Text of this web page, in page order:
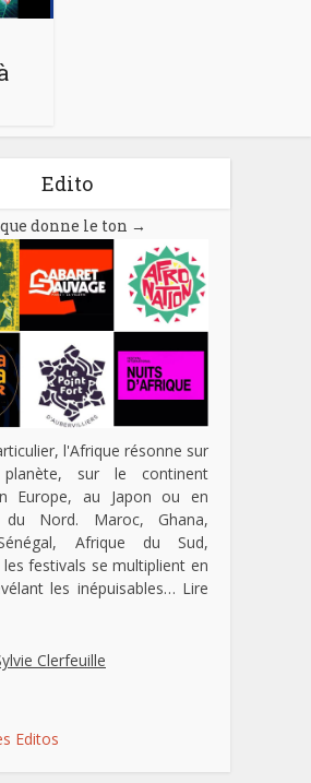
Edito
donne le ton →
l'Afrique résonne sur
sur le continent
Europe, au Japon ou en
du Nord. Maroc, Ghana,
Afrique du Sud,
festivals se multiplient en
les inépuisables… Lire
Clerfeuille
Editos